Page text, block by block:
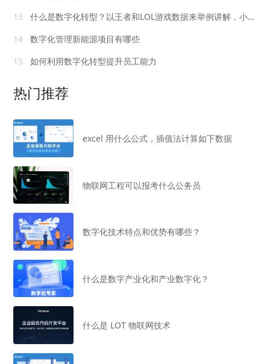
13
什么是数字化转型？以王者和LOL游戏数据来举例讲解，小白都能懂
14
数字化管理新能源项目有哪些
15
如何利用数字化转型提升员工能力
热门推荐
excel 用什么公式，插值法计算如下数据
物联网工程可以报考什么公务员
数字化技术特点和优势有哪些？
什么是数字产业化和产业数字化？
什么是 LOT 物联网技术